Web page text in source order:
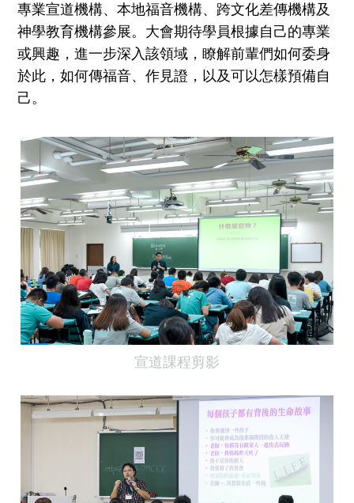
專業宣道機構、本地福音機構、跨文化差傳機構及
神學教育機構參展。大會期待學員根據自己的專業
或興趣，進一步深入該領域，瞭解前輩們如何委身
於此，如何傳福音、作見證，以及可以怎樣預備自
己。
宣道課程剪影